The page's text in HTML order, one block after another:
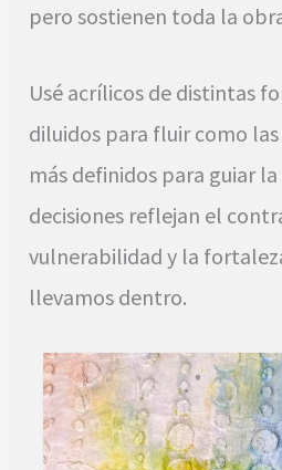
pero sostienen toda la
Usé acrílicos de distintas
diluidos para fluir como
más definidos para guiar
decisiones reflejan el
vulnerabilidad y la
llevamos dentro.